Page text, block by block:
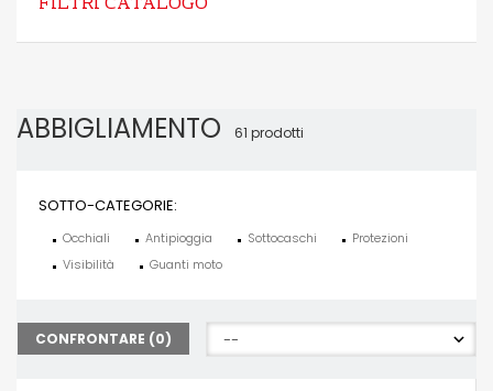
ABBIGLIAMENTO 61 prodotti
SOTTO-CATEGORIE:
Occhiali Antipioggia Sottocaschi
Protezioni
Visibilità
Guanti moto
CONFRONTARE (0)